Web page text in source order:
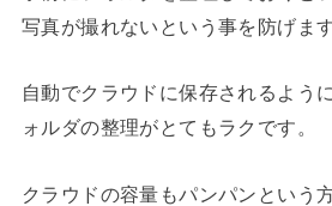
写真が撮れないという事を防げます
自動でクラウドに保存されるよう
ォルダの整理がとてもラクです。
クラウドの容量もパンパンという